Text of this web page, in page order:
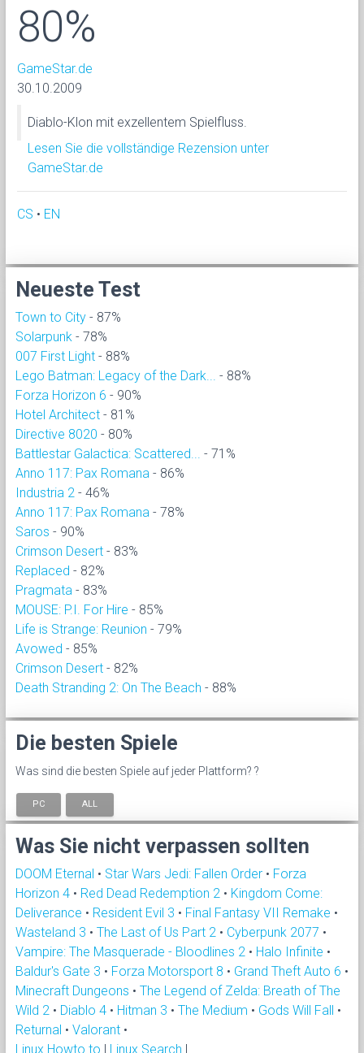
80%
GameStar.de
30.10.2009
Diablo-Klon mit exzellentem Spielfluss.
Lesen Sie die vollständige Rezension unter
GameStar.de
CS • EN
Neueste Test
Town to City - 87%
Solarpunk - 78%
007 First Light - 88%
Lego Batman: Legacy of the Dark...
- 88%
Forza Horizon 6 - 90%
Hotel Architect - 81%
Directive 8020 - 80%
Battlestar Galactica: Scattered...
- 71%
Anno 117: Pax Romana - 86%
Industria 2 - 46%
Anno 117: Pax Romana - 78%
Saros - 90%
Crimson Desert - 83%
Replaced - 82%
Pragmata - 83%
MOUSE: P.I. For Hire - 85%
Life is Strange: Reunion - 79%
Avowed - 85%
Crimson Desert - 82%
Death Stranding 2: On The Beach - 88%
Die besten Spiele
Was sind die besten Spiele auf jeder Plattform? ?
PC ALL
Was Sie nicht verpassen sollten
DOOM Eternal • Star Wars Jedi: Fallen Order • Forza
Horizon 4 • Red Dead Redemption 2 • Kingdom Come:
Deliverance • Resident Evil 3 • Final Fantasy VII Remake •
Wasteland 3 • The Last of Us Part 2 • Cyberpunk 2077 •
Vampire: The Masquerade - Bloodlines 2 • Halo Infinite •
Baldur's Gate 3 • Forza Motorsport 8 • Grand Theft Auto 6 •
Minecraft Dungeons • The Legend of Zelda: Breath of The
Wild 2 • Diablo 4 • Hitman 3 • The Medium • Gods Will Fall •
Returnal • Valorant •
Linux Howto to | Linux Search |